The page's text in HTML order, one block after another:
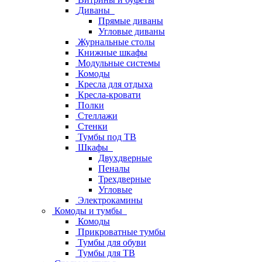
Диваны
Прямые диваны
Угловые диваны
Журнальные столы
Книжные шкафы
Модульные системы
Комоды
Кресла для отдыха
Кресла-кровати
Полки
Стеллажи
Стенки
Тумбы под ТВ
Шкафы
Двухдверные
Пеналы
Трехдверные
Угловые
Электрокамины
Комоды и тумбы
Комоды
Прикроватные тумбы
Тумбы для обуви
Тумбы для ТВ